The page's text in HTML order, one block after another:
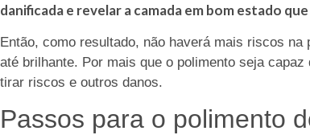
danificada e revelar a camada em bom estado
Então, como resultado, não haverá mais riscos
até brilhante. Por mais que o polimento seja
tirar riscos e outros danos.
Passos para o polimento